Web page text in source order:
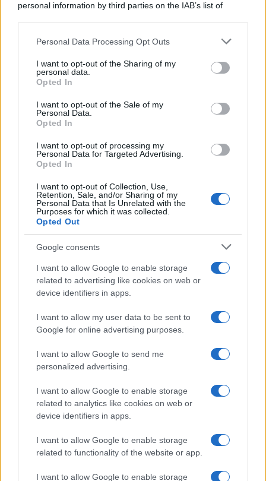
personal information by third parties on the IAB’s list of
This information may also be disclosed by us to third parties
disclose it to other third parties.
Please note that this website/app uses one or more Google
services and may gather and store information including but
not limited to your visit or usage behaviour. You may click to
grant or deny consent to Google and its third-party tags to
consent section.
Personal Data Processing Opt Outs
I want to opt-out of the Sharing of my
personal data.
Opted In
I want to opt-out of the Sale of my
Personal Data.
Opted In
I want to opt-out of processing my
Personal Data for Targeted Advertising.
Opted In
I want to opt-out of Collection, Use,
Retention, Sale, and/or Sharing of my
Personal Data that Is Unrelated with the
Purposes for which it was collected.
Opted Out
Google consents
I want to allow Google to enable storage
related to advertising like cookies on web or
device identifiers in apps.
I want to allow my user data to be sent to
Google for online advertising purposes.
I want to allow Google to send me
personalized advertising.
I want to allow Google to enable storage
related to analytics like cookies on web or
device identifiers in apps.
I want to allow Google to enable storage
related to functionality of the website or app.
I want to allow Google to enable storage
Il medagliere /
Europei di nuoto: Pellecani guida una super
Italia
Il centenario /A L'Aquila arriva la mostra "TITO, 100 anni
L'attesa /Un estate di calcio: tra Mondiali e Serie A
Syndication
Globalist
Globalscience
Globalsport
Culture
Salute
Megachip
GiULia
Prima Pagina